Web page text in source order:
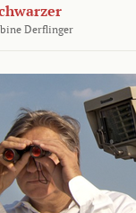
Derflinger